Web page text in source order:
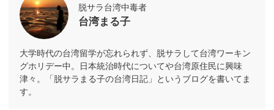
脱サラ台湾中毒者
台湾まる子
大学時代の台湾留学が忘れられず、脱サラして台湾ワーキン
グホリデー中。日本統治時代についてや台湾原住民に興味
津々。「脱サラまる子の台湾日記」というブログを書いてま
す。